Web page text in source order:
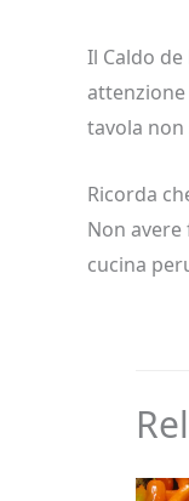
Il Caldo
tavola non
Ricorda
Non
cucina